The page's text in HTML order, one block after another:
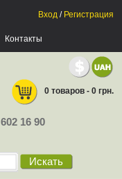
Контакты
Вход / Регистрация
16 90
Искать
0 товаров - 0 грн.